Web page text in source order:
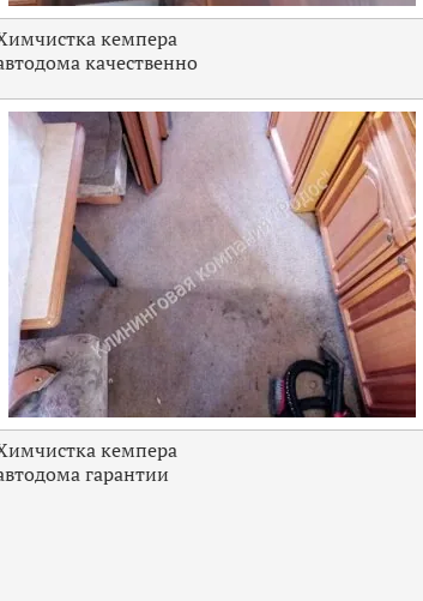
кемпера
качественно
кемпера
гарантии